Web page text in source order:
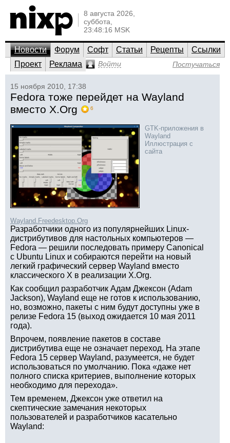
8 августа 2026,
суббота,
23:48:16 MSK
Новости Форум Софт Статьи Рецепты
Ссылки
Проект
Реклама Войти Постучаться
15 ноября 2010, 17:38
Fedora тоже перейдет на Wayland
вместо X.Org
6
GTK-приложения в
Wayland
Иллюстрация с
сайта
Wayland.Freedesktop.Org
Разработчики одного из популярнейших Linux-
дистрибутивов для настольных компьютеров —
Fedora — решили последовать примеру Canonical
с Ubuntu Linux и собираются перейти на новый
легкий графический сервер Wayland вместо
классического X в реализации X.Org.
Как сообщил разработчик Адам Джексон (Adam
Jackson), Wayland еще не готов к использованию,
но, возможно, пакеты с ним будут доступны уже в
релизе Fedora 15 (выход ожидается 10 мая 2011
года).
Впрочем, появление пакетов в составе
дистрибутива еще не означает переход. На этапе
Fedora 15 сервер Wayland, разумеется, не будет
использоваться по умолчанию. Пока «даже нет
полного списка критериев, выполнение которых
необходимо для перехода».
Тем временем, Джексон уже ответил на
скептические замечания некоторых
пользователей и разработчиков касательно
Wayland: